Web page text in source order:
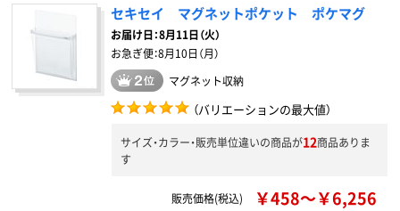
セキセイ マグネットポケット ポケマグ
お届け日：8月11日（火）
お急ぎ便：8月10日（月）
マグネット収納
（バリエーションの最大値）
サイズ・カラー・販売単位違いの商品が12商品ありま
す
販売価格(税込) ￥458～￥6,256